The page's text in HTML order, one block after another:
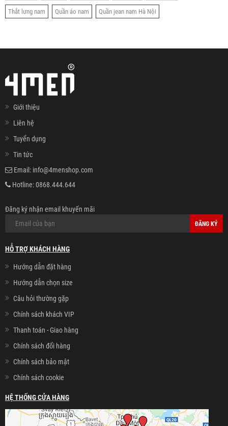
Thắt lưng nam Quần áo nam Quần jean nam Hà Nội
Giới thiệu
Liên hệ
Tuyển dụng
Tin tức
Email: info@4menshop.com
Hotline:0868.444.644
Đăng ký nhận email khuyến mãi
ĐĂNG KÝ
HỖ TRỢ KHÁCH HÀNG
Hướng dẫn đặt hàng
Hướng dẫn chọn size
Câu hỏi thường gặp
Chính sách khách VIP
Thanh toán - Giao hàng
Chính sách đổi hàng
Chính sách bảo mật
Chính sách cookie
HỆ THỐNG CỬA HÀNG